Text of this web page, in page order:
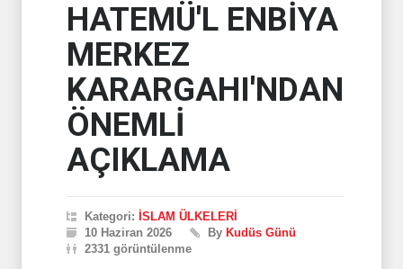
HATEMÜ'L ENBİYA
MERKEZ
KARARGAHI'NDAN
ÖNEMLİ
AÇIKLAMA
Kategori: İSLAM ÜLKELERİ
10 Haziran 2026
By Kudüs Günü
2331 görüntülenme